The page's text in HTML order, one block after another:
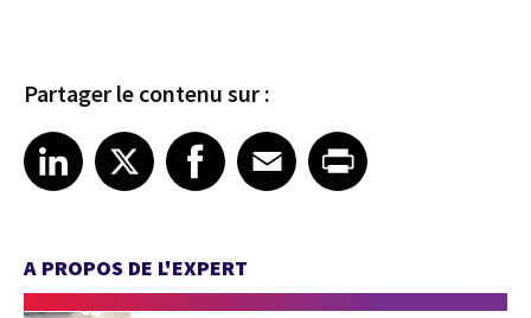
Partager le contenu sur :
Share article on LinkedIn
LinkedIn
Share article on XShare article on Facebook
Facebook
Share article on Email
EmailShare article on Print
A PROPOS DE L'EXPERT